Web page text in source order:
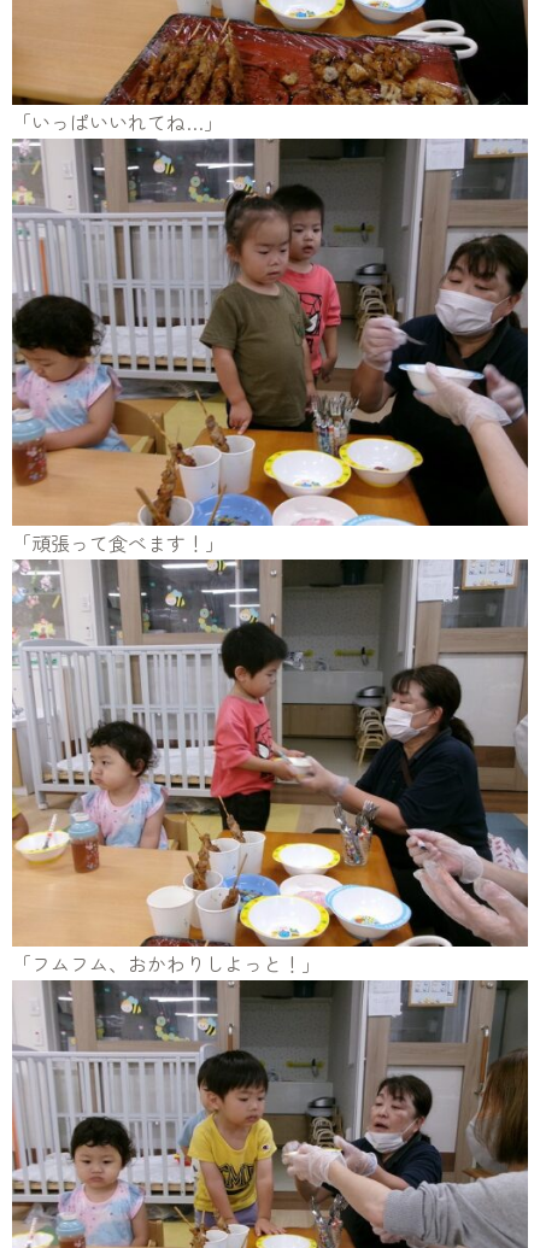
「いっぱいいれてね…」
「頑張って食べます！」
「フムフム、おかわりしよっと！」